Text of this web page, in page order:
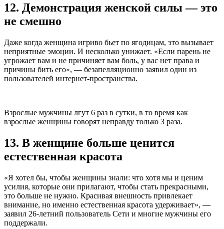
12. Демонстрация женской силы — это
не смешно
Даже когда женщина игриво бьет по ягодицам, это вызывает
неприятные эмоции. И несколько унижает. «Если парень не
угрожает вам и не причиняет вам боль, у вас нет права и
причины бить его», — безапелляционно заявил один из
пользователей интернет-пространства.
Взрослые мужчины лгут 6 раз в сутки, в то время как
взрослые женщины говорят неправду только 3 раза.
13. В женщине больше ценится
естественная красота
«Я хотел бы, чтобы женщины знали: что хотя мы и ценим
усилия, которые они прилагают, чтобы стать прекрасными,
это больше не нужно. Красивая внешность привлекает
внимание, но именно естественная красота удерживает», —
заявил 26-летний пользователь Сети и многие мужчины его
поддержали.